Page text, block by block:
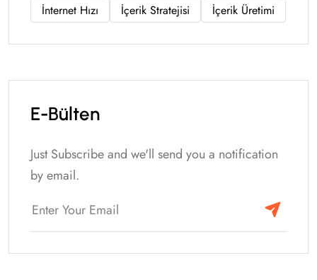
İnternet Hızı
İçerik Stratejisi İçerik Üretimi
E-Bülten
Just Subscribe and we'll send you a notification
by email.